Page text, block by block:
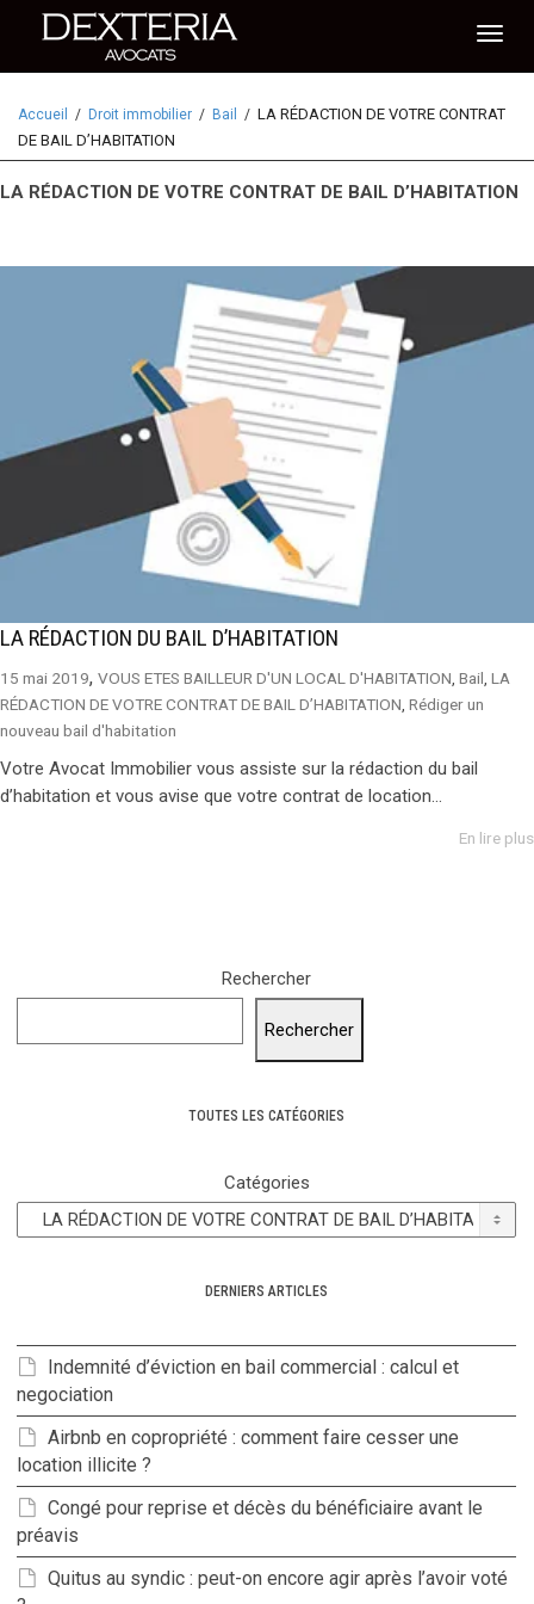
Accueil Droit immobilier Bail
LA RÉDACTION DE VOTRE CONTRAT
DE BAIL D’HABITATION
LA RÉDACTION DE VOTRE CONTRAT DE BAIL D’HABITATION
LA RÉDACTION DU BAIL D’HABITATION
15 mai 2019, VOUS ETES BAILLEUR D'UN LOCAL D'HABITATION Bail LA
RÉDACTION DE VOTRE CONTRAT DE BAIL D’HABITATION Rédiger un
nouveau bail d'habitation
Votre Avocat Immobilier vous assiste sur la rédaction du bail
d’habitation et vous avise que votre contrat de location...
En lire plus
Rechercher
Rechercher
TOUTES LES CATÉGORIES
Catégories
DERNIERS ARTICLES
Indemnité d’éviction en bail commercial : calcul et
negociation
Airbnb en copropriété : comment faire cesser une
location illicite ?
Congé pour reprise et décès du bénéficiaire avant le
préavis
Quitus au syndic : peut-on encore agir après l’avoir voté